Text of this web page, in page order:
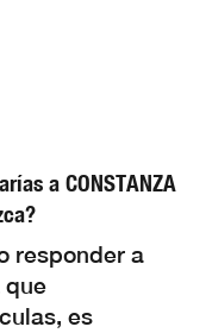
a CONSTANZA
responder a
que
es